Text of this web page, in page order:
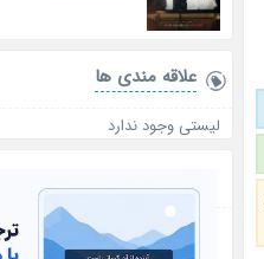
علاقه‌ مندی ها
لیستی وجود ندارد